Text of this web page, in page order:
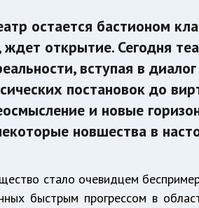
остается бастионом
открытие. Сегодня
вступая в
постановок до
и новые
новшества в
стало очевидцем
быстрым прогрессом в